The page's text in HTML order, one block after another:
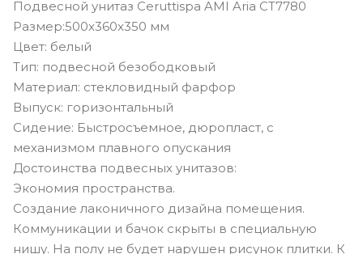
Подвесной унитаз Ceruttispa AMI Aria CT7780
Размер:500x360x350 мм
Цвет: белый
Тип: подвесной безободковый
Материал: стекловидный фарфор
Выпуск: горизонтальный
Сидение: Быстросъемное, дюропласт, с
механизмом плавного опускания
Достоинства подвесных унитазов:
Экономия пространства.
Создание лаконичного дизайна помещения.
Коммуникации и бачок скрыты в специальную
нишу. На полу не будет нарушен рисунок плитки. К